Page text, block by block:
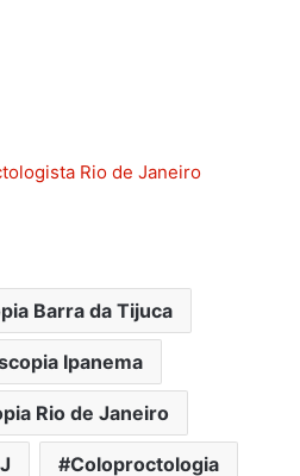
Rio de Janeiro
Barra da Tijuca
Ipanema
Rio de Janeiro
Coloproctologia